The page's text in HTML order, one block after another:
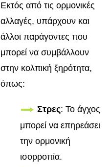
Εκτός από τις ορμονικές
αλλαγές, υπάρχουν και
άλλοι παράγοντες που
μπορεί να συμβάλλουν
στην κολπική ξηρότητα,
όπως:
Στρες: Το άγχος
μπορεί να επηρεάσει
την ορμονική
ισορροπία.